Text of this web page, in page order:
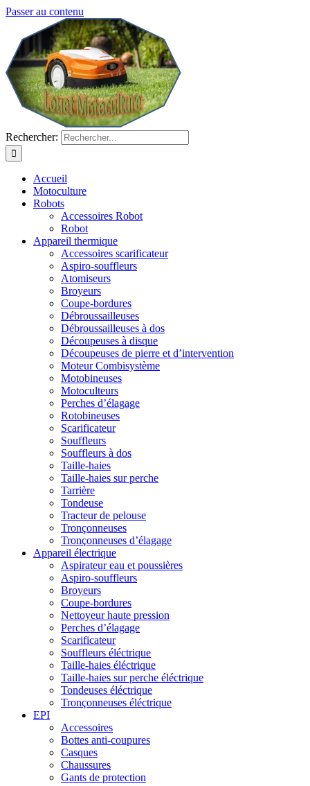
Passer au contenu
Rechercher:
Accueil
Motoculture
Robots
Accessoires Robot
Robot
Appareil thermique
Accessoires scarificateur
Aspiro-souffleurs
Atomiseurs
Broyeurs
Coupe-bordures
Débroussailleuses
Débroussailleuses à dos
Découpeuses à disque
Découpeuses de pierre et d’intervention
Moteur Combisystème
Motobineuses
Motoculteurs
Perches d’élagage
Rotobineuses
Scarificateur
Souffleurs
Souffleurs à dos
Taille-haies
Taille-haies sur perche
Tarrière
Tondeuse
Tracteur de pelouse
Tronçonneuses
Tronçonneuses d’élagage
Appareil électrique
Aspirateur eau et poussières
Aspiro-souffleurs
Broyeurs
Coupe-bordures
Nettoyeur haute pression
Perches d’élagage
Scarificateur
Souffleurs éléctrique
Taille-haies éléctrique
Taille-haies sur perche éléctrique
Tondeuses éléctrique
Tronçonneuses éléctrique
EPI
Accessoires
Bottes anti-coupures
Casques
Chaussures
Gants de protection